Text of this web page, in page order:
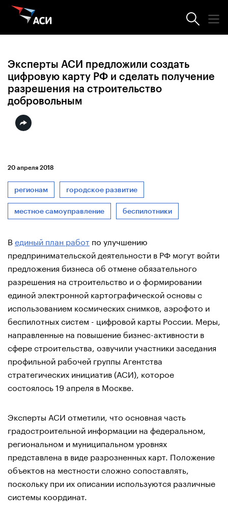
Новости АСИ
Эксперты АСИ предложили создать
цифровую карту РФ и сделать получение
разрешения на строительство
добровольным
20 апреля 2018
регионам городское развитие
местное самоуправление беспилотники
Вединый план работ по улучшению
предпринимательской деятельности в РФ могут войти
предложения бизнеса об отмене обязательного
разрешения на строительство и о формировании
единой электронной картографической основы с
использованием космических снимков, аэрофото и
беспилотных систем - цифровой карты России. Меры,
направленные на повышение бизнес-активности в
сфере строительства, озвучили участники заседания
профильной рабочей группы Агентства
стратегических инициатив (АСИ), которое
состоялось 19 апреля в Москве.
Эксперты АСИ отметили, что основная часть
градостроительной информации на федеральном,
региональном и муниципальном уровнях
представлена в виде разрозненных карт. Положение
объектов на местности сложно сопоставлять,
поскольку при их описании используются различные
системы координат.